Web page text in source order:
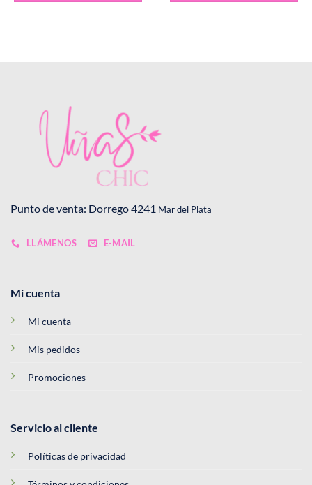
Punto de venta: Dorrego 4241 Mar del Plata
LLÁMENOS E-MAIL
Mi cuenta
Mi cuenta
Mis pedidos
Promociones
Servicio al cliente
Políticas de privacidad